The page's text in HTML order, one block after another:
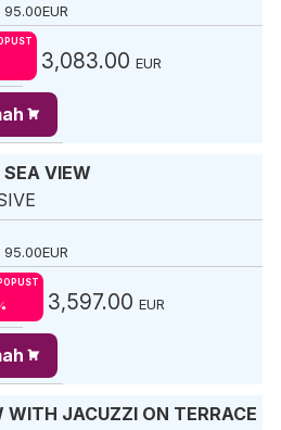
95.00EUR
3,083.00 EUR
SEA VIEW
95.00EUR
3,597.00 EUR
WITH JACUZZI ON TERRACE